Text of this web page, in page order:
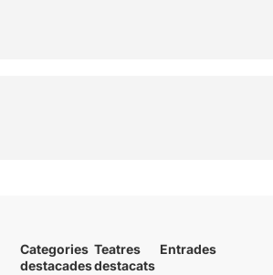
Categories
destacades
Teatres
destacats
Entrades